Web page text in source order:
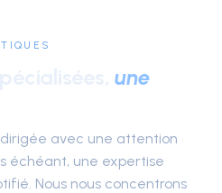
une
avec une attention
échéant, une expertise
Nous nous concentrons